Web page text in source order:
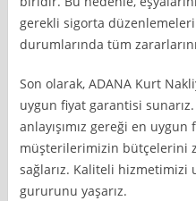
gerekli sigorta
durumlarında tüm
Son olarak, ADANA Kurt
uygun fiyat garantisi
anlayışımız gereği en uygun
müşterilerimizin bütçelerini
sağlarız. Kaliteli hizmetimizi
gururunu yaşarız.